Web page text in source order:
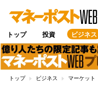
トップ 投資 ビジネス
トップ ビジネス マーケット